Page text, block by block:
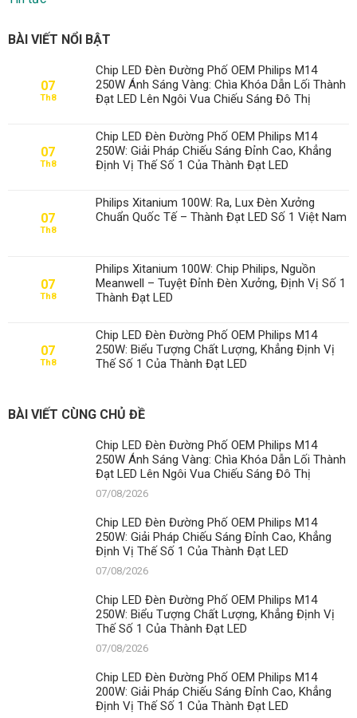
BÀI VIẾT NỔI BẬT
07
Th8
Chip LED Đèn Đường Phố OEM Philips M14
250W Ánh Sáng Vàng: Chìa Khóa Dẫn Lối Thành
Đạt LED Lên Ngôi Vua Chiếu Sáng Đô Thị
07
Th8
Chip LED Đèn Đường Phố OEM Philips M14
250W: Giải Pháp Chiếu Sáng Đỉnh Cao, Khẳng
Định Vị Thế Số 1 Của Thành Đạt LED
07
Th8
Philips Xitanium 100W: Ra, Lux Đèn Xưởng
Chuẩn Quốc Tế – Thành Đạt LED Số 1 Việt Nam
07
Th8
Philips Xitanium 100W: Chip Philips, Nguồn
Meanwell – Tuyệt Đỉnh Đèn Xưởng, Định Vị Số 1
Thành Đạt LED
07
Th8
Chip LED Đèn Đường Phố OEM Philips M14
250W: Biểu Tượng Chất Lượng, Khẳng Định Vị
Thế Số 1 Của Thành Đạt LED
BÀI VIẾT CÙNG CHỦ ĐỀ
Chip LED Đèn Đường Phố OEM Philips M14
250W Ánh Sáng Vàng: Chìa Khóa Dẫn Lối Thành
Đạt LED Lên Ngôi Vua Chiếu Sáng Đô Thị
07/08/2026
Chip LED Đèn Đường Phố OEM Philips M14
250W: Giải Pháp Chiếu Sáng Đỉnh Cao, Khẳng
Định Vị Thế Số 1 Của Thành Đạt LED
07/08/2026
Chip LED Đèn Đường Phố OEM Philips M14
250W: Biểu Tượng Chất Lượng, Khẳng Định Vị
Thế Số 1 Của Thành Đạt LED
07/08/2026
Chip LED Đèn Đường Phố OEM Philips M14
200W: Giải Pháp Chiếu Sáng Đỉnh Cao, Khẳng
Định Vị Thế Số 1 Của Thành Đạt LED